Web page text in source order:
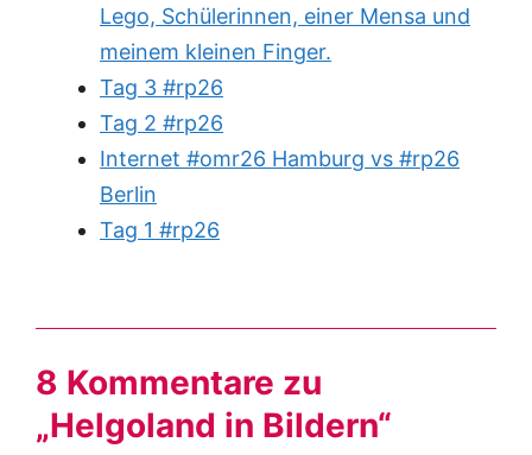
Lego, Schülerinnen, einer Mensa und
meinem kleinen Finger.
Tag 3 #rp26
Tag 2 #rp26
Internet #omr26 Hamburg vs #rp26
Berlin
Tag 1 #rp26
8 Kommentare zu
„Helgoland in Bildern“